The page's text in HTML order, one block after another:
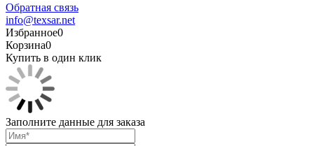
Обратная связь
info@texsar.net
Избранное0
Корзина0
Купить в один клик
Заполните данные для заказа